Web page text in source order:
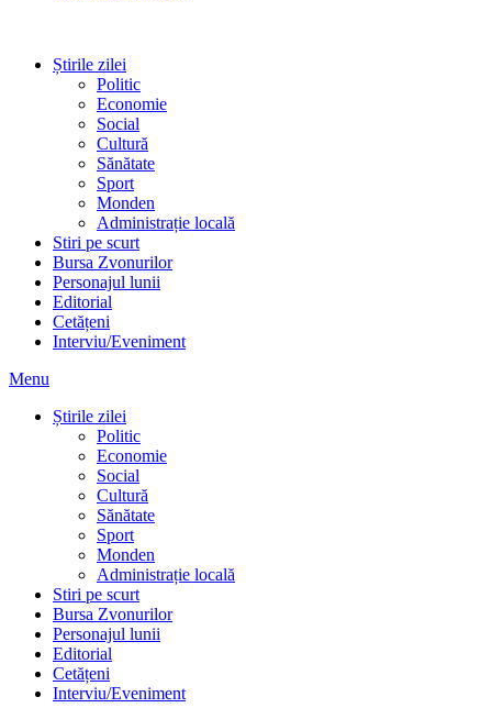
Știrile zilei
Politic
Economie
Social
Cultură
Sănătate
Sport
Monden
Administrație locală
Stiri pe scurt
Bursa Zvonurilor
Personajul lunii
Editorial
Cetățeni
Interviu/Eveniment
Menu
Știrile zilei
Politic
Economie
Social
Cultură
Sănătate
Sport
Monden
Administrație locală
Stiri pe scurt
Bursa Zvonurilor
Personajul lunii
Editorial
Cetățeni
Interviu/Eveniment